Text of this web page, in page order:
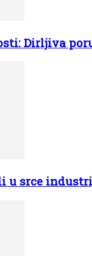
Dirljiva
srce